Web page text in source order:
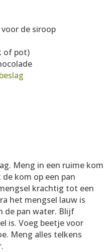
de siroop
of pot)
Meng in een ruime kom
kom op een pan
krachtig tot een
het mengsel lauw is
de pan water. Blijf
is. Voeg beetje voor
Meng alles telkens